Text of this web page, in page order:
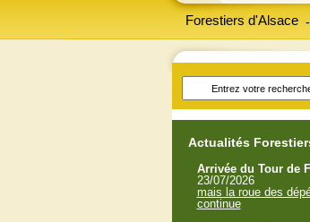
Forestiers d'Alsace -
Actualités
Arrivée du Tour de
23/07/2026
mais la roue des
continue